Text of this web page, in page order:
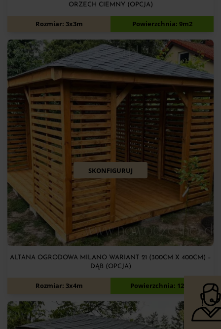
ORZECH CIEMNY (OPCJA)
6 080zł
Rozmiar: 3x3m Powierzchnia: 9m2
SKONFIGURUJ
ALTANA OGRODOWA MILANO WARIANT 21 (300CM X 400CM) –
DĄB (OPCJA)
7 100zł
Rozmiar: 3x4m Powierzchnia: 12m2